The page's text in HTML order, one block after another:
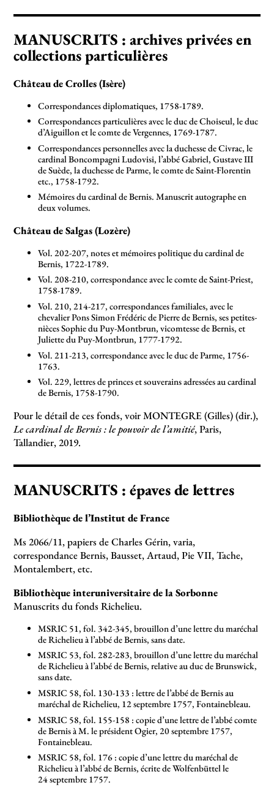
MANUSCRITS : archives privées en
collections particulières
Château de Crolles (Isère)
Correspondances diplomatiques, 1758-1789.
Correspondances particulières avec le duc de Choiseul, le duc
d’Aiguillon et le comte de Vergennes, 1769-1787.
Correspondances personnelles avec la duchesse de Civrac, le
cardinal Boncompagni Ludovisi, l’abbé Gabriel, Gustave III
de Suède, la duchesse de Parme, le comte de Saint-Florentin
etc., 1758-1792.
Mémoires du cardinal de Bernis. Manuscrit autographe en
deux volumes.
Château de Salgas (Lozère)
Vol. 202-207, notes et mémoires politique du cardinal de
Bernis, 1722-1789.
Vol. 208-210, correspondance avec le comte de Saint-Priest,
1758-1789.
Vol. 210, 214-217, correspondances familiales, avec le
chevalier Pons Simon Frédéric de Pierre de Bernis, ses petites-
nièces Sophie du Puy-Montbrun, vicomtesse de Bernis, et
Juliette du Puy-Montbrun, 1777-1792.
Vol. 211-213, correspondance avec le duc de Parme, 1756-
1763.
Vol. 229, lettres de princes et souverains adressées au cardinal
de Bernis, 1758-1790.
Pour le détail de ces fonds, voir MONTEGRE (Gilles) (dir.),
Le cardinal de Bernis : le pouvoir de l’amitié, Paris,
Tallandier, 2019.
MANUSCRITS : épaves de lettres
Bibliothèque de l’Institut de France
Ms 2066/11, papiers de Charles Gérin, varia,
correspondance Bernis, Bausset, Artaud, Pie VII, Tache,
Montalembert, etc.
Bibliothèque interuniversitaire de la Sorbonne
Manuscrits du fonds Richelieu.
MSRIC 51, fol. 342-345, brouillon d’une lettre du maréchal
de Richelieu à l’abbé de Bernis, sans date.
MSRIC 53, fol. 282-283, brouillon d’une lettre du maréchal
de Richelieu à l’abbé de Bernis, relative au duc de Brunswick,
sans date.
MSRIC 58, fol. 130-133 : lettre de l’abbé de Bernis au
maréchal de Richelieu, 12 septembre 1757, Fontainebleau.
MSRIC 58, fol. 155-158 : copie d’une lettre de l’abbé comte
de Bernis à M. le président Ogier, 20 septembre 1757,
Fontainebleau.
MSRIC 58, fol. 176 : copie d’une lettre du maréchal de
Richelieu à l’abbé de Bernis, écrite de Wolfenbüttel le
24 septembre 1757.